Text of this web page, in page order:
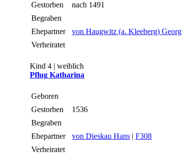
Gestorben
nach 1491
Begraben
Ehepartner
von Haugwitz (a. Kleeberg) Georg
Verheiratet
Kind 4 | weiblich
Pflug Katharina
Geboren
Gestorben
1536
Begraben
Ehepartner
von Dieskau Hans | F308
Verheiratet